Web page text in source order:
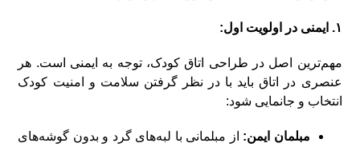
۱. ایمنی در اولویت اول:
مهم‌ترین اصل در طراحی اتاق کودک، توجه به ایمنی است. هر
عنصری در اتاق باید با در نظر گرفتن سلامت و امنیت کودک
انتخاب و جانمایی شود:
مبلمان ایمن: از مبلمانی با لبه‌های گرد و بدون گوشه‌های